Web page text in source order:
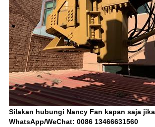
Silakan hubungi Nancy Fan kapan saja
WhatsApp/WeChat: 0086 13466631560